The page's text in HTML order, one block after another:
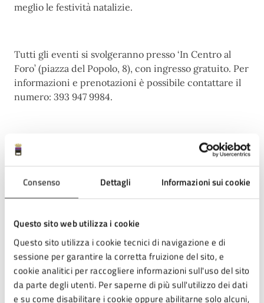
Consenso Dettagli Informazioni sui cookie
Questo sito web utilizza i cookie
Questo sito utilizza i cookie tecnici di navigazione e di
sessione per garantire la corretta fruizione del sito, e
cookie analitici per raccogliere informazioni sull'uso del sito
da parte degli utenti. Per saperne di più sull'utilizzo dei dati
e su come disabilitare i cookie oppure abilitarne solo alcuni,
meglio le festività natalizie.
Tutti gli eventi si svolgeranno presso ‘In Centro al
Foro’ (piazza del Popolo, 8), con ingresso gratuito. Per
informazioni e prenotazioni è possibile contattare il
numero: 393 947 9984.
A chi è rivolto
Date e orari
06
DIC
20:00 - Inizio evento